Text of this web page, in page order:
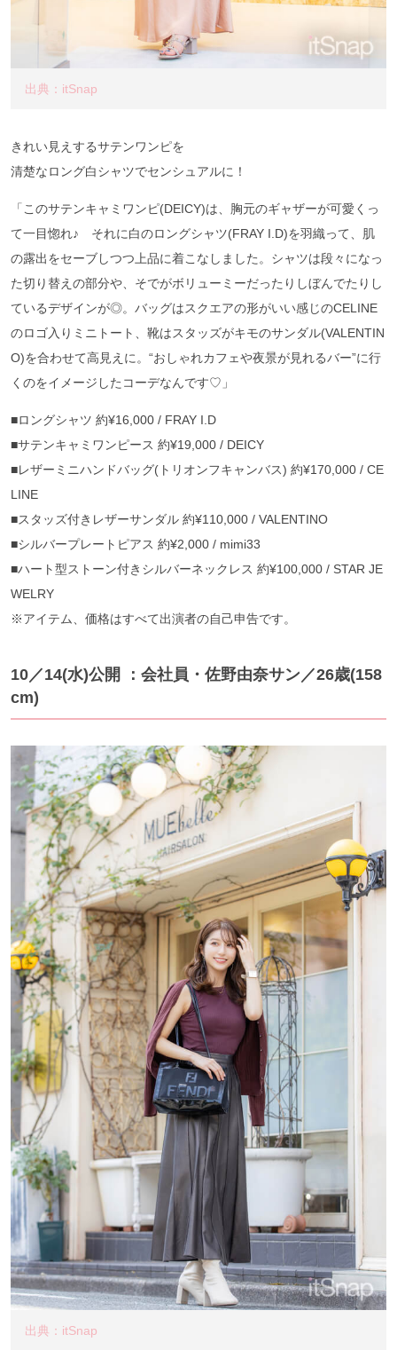
出典：itSnap
きれい見えするサテンワンピを
清楚なロング白シャツでセンシュアルに！
「このサテンキャミワンピ(DEICY)は、胸元のギャザーが可愛くっ
て一目惚れ♪ それに白のロングシャツ(FRAY I.D)を羽織って、肌
の露出をセーブしつつ上品に着こなしました。シャツは段々になっ
た切り替えの部分や、そでがボリューミーだったりしぼんでたりし
ているデザインが◎。バッグはスクエアの形がいい感じのCELINE
のロゴ入りミニトート、靴はスタッズがキモのサンダル(VALENTIN
O)を合わせて高見えに。“おしゃれカフェや夜景が見れるバー”に行
くのをイメージしたコーデなんです♡」
■ロングシャツ 約¥16,000 / FRAY I.D
■サテンキャミワンピース 約¥19,000 / DEICY
■レザーミニハンドバッグ(トリオンフキャンバス) 約¥170,000 / CE
LINE
■スタッズ付きレザーサンダル 約¥110,000 / VALENTINO
■シルバープレートピアス 約¥2,000 / mimi33
■ハート型ストーン付きシルバーネックレス 約¥100,000 / STAR JE
WELRY
※アイテム、価格はすべて出演者の自己申告です。
10／14(水)公開 ：会社員・佐野由奈サン／26歳(158
cm)
出典：itSnap